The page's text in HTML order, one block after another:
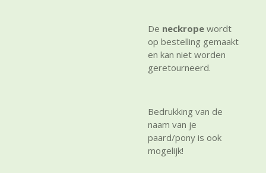
De neckrope wordt
op bestelling gemaakt
en kan niet worden
geretourneerd.
Bedrukking van de
naam van je
paard/pony is ook
mogelijk!